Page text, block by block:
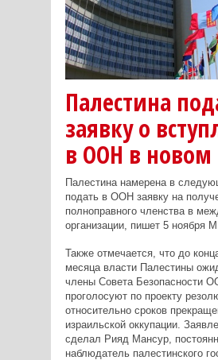
Палестина
заявку о
в ООН в новом
Палестина намерена в
подать в ООН заявку на
полноправного членства в
организации, пишет 5 ноября
Также отмечается, что до
месяца власти Палестины
члены Совета Безопасности
проголосуют по проекту
относительно сроков
израильской оккупации.
сделал Рияд Мансур,
наблюдатель палестинского